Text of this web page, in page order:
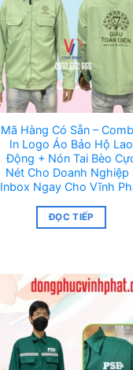
Mã Hàng Có Sẵn –
In Logo Áo Bảo Hộ Lao
Động + Nón Tai Bèo
Nét Cho Doanh Nghiệp |
Inbox Ngay Cho Vĩnh
ĐỌC TIẾP